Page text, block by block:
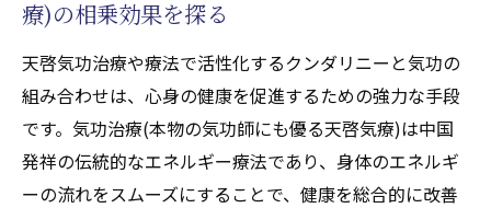
療)の相乗効果を探る
天啓気功治療や療法で活性化するクンダリニーと気功の
組み合わせは、心身の健康を促進するための強力な手段
です。気功治療(本物の気功師にも優る天啓気療)は中国
発祥の伝統的なエネルギー療法であり、身体のエネルギ
ーの流れをスムーズにすることで、健康を総合的に改善